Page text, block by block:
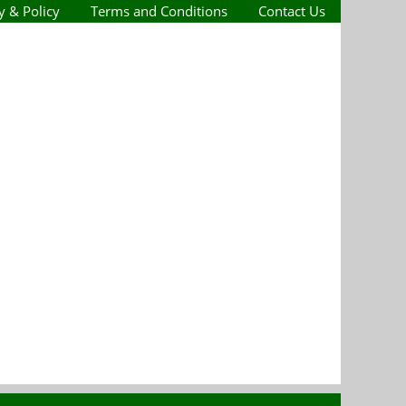
& Policy Terms and Conditions Contact Us